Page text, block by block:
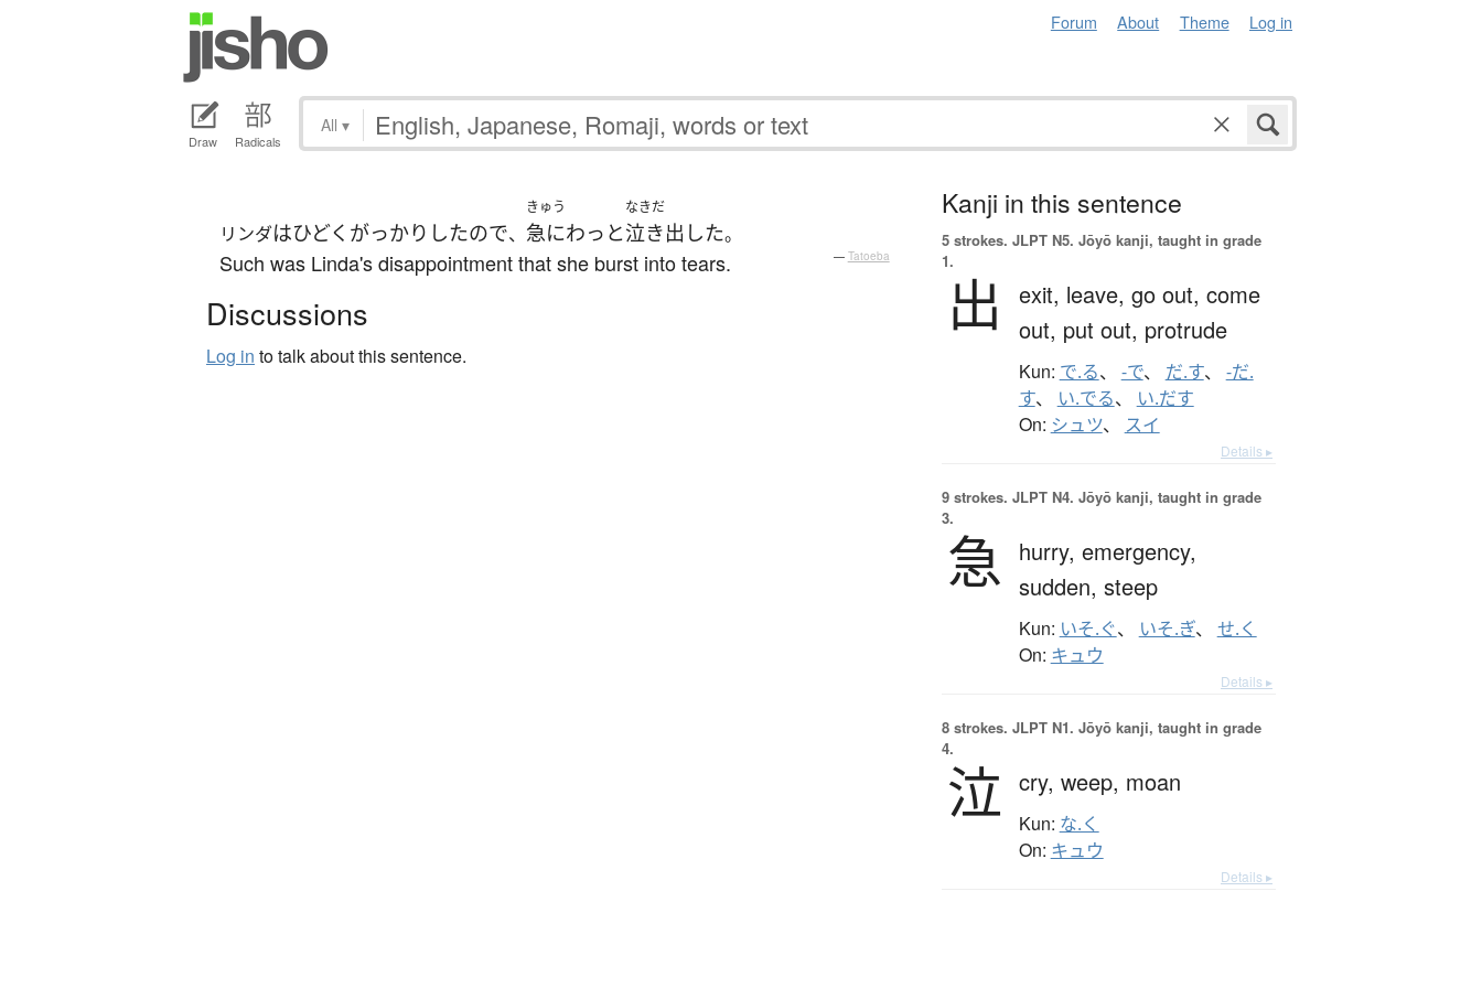
Forum About Theme Log in
Draw Radicals
All ▾
リンダはひどく がっかり したので、
きゅう
急にわっと
なきだ
泣き出した。
Such was Linda's disappointment that she burst into tears. — Tatoeba
Discussions
Log in to talk about this sentence.
Kanji in this sentence
5 strokes. JLPT N5. Jōyō kanji, taught in grade
1.
出 exit, leave, go out, come
out, put out, protrude
Kun: で.る、 -で、 だ.す、 -だ.
す、 い.でる、 い.だす
On: シュツ、 スイ
Details ▸
9 strokes. JLPT N4. Jōyō kanji, taught in grade
3.
急 hurry, emergency,
sudden, steep
Kun: いそ.ぐ、 いそ.ぎ、 せ.く
On: キュウ
Details ▸
8 strokes. JLPT N1. Jōyō kanji, taught in grade
4.
泣 cry, weep, moan
Kun: な.く
On: キュウ
Details ▸